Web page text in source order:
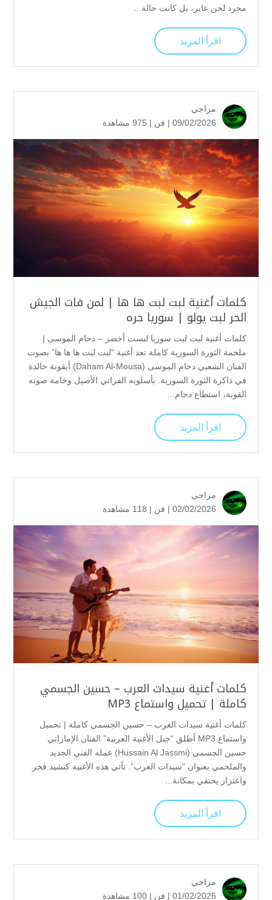
مجرد لحن عابر، بل كانت حالة...
اقرأ المزيد
مزاجي
09/02/2026 |
فن | 975 مشاهدة
كلمات أغنية لبت لبت ها ها | لمن فات الجيش
الحر لبت يولو | سوريا حره
كلمات أغنية لبت لبت سوريا لبست أخضر – دحام الموسى |
ملحمة الثورة السورية كاملة تعد أغنية “لبت لبت ها ها ها” بصوت
الفنان الشعبي دحام الموسى (Daham Al-Mousa) أيقونة خالدة
في ذاكرة الثورة السورية. بأسلوبه الفراتي الأصيل وخامة صوته
القوية، استطاع دحام...
اقرأ المزيد
مزاجي
02/02/2026 |
فن | 118 مشاهدة
كلمات أغنية سيدات العرب – حسين الجسمي
كاملة | تحميل واستماع MP3
كلمات أغنية سيدات العرب – حسين الجسمي كاملة | تحميل
واستماع MP3 أطلق “جبل الأغنية العربية” الفنان الإماراتي
حسين الجسمي (Hussain Al Jassmi) عمله الفني الجديد
والملحمي بعنوان “سيدات العرب”. تأتي هذه الأغنية كنشيد فخر
واعتزاز يحتفي بمكانة...
اقرأ المزيد
مزاجي
01/02/2026 |
فن | 100 مشاهدة